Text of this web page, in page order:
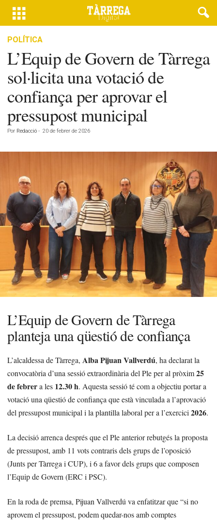
POLÍTICA
L’Equip de Govern de Tàrrega
sol·licita una votació de
confiança per aprovar el
pressupost municipal
Por Redacció - 20 de febrer de 2026
L’Equip de Govern de Tàrrega
planteja una qüestió de confiança
L’alcaldessa de Tàrrega, Alba Pijuan Vallverdú, ha declarat la
convocatòria d’una sessió extraordinària del Ple per al pròxim25
de febrera les 12.30 h. Aquesta sessió té com a objectiu portar a
votació una qüestió de confiança que està vinculada a l’aprovació
del pressupost municipal i la plantilla laboral per a l’exercici 2026.
La decisió arrenca després que el Ple anterior rebutgés la proposta
de pressupost, amb 11 vots contraris dels grups de l’oposició
(Junts per Tàrrega i CUP), i 6 a favor dels grups que composen
l’Equip de Govern (ERC i PSC).
En la roda de premsa, Pijuan Vallverdú va enfatitzar que “si no
aprovem el pressupost, podem quedar-nos amb comptes